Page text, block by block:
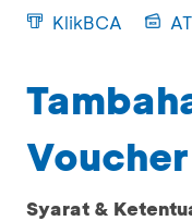
KlikBCA
Syarat &